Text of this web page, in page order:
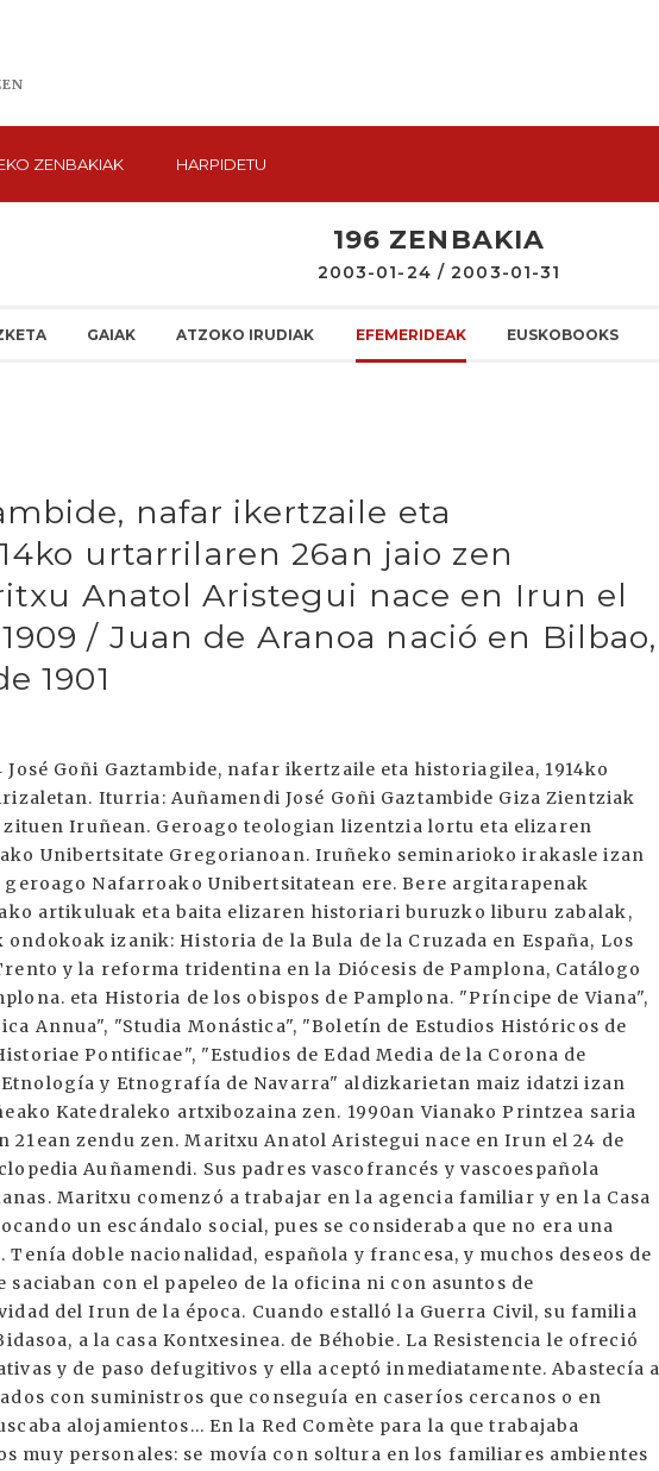
ZENBAKIAK HARPIDETU
196 ZENBAKIA
2003-01-24 / 2003-01-31
GAIAK ATZOKO IRUDIAK EFEMERIDEAK EUSKOBOOKS
nafar ikertzaile eta
urtarrilaren 26an jaio zen
Anatol Aristegui nace en Irun el
/ Juan de Aranoa nació en Bilbao,
1901
José Goñi Gaztambide, nafar ikertzaile eta historiagilea, 1914ko
Iturria: Auñamendi José Goñi Gaztambide Giza Zientziak
Iruñean. Geroago teologian lizentzia lortu eta elizaren
Unibertsitate Gregorianoan. Iruñeko seminarioko irakasle izan
geroago Nafarroako Unibertsitatean ere. Bere argitarapenak
artikuluak eta baita elizaren historiari buruzko liburu zabalak,
izanik: Historia de la Bula de la Cruzada en España, Los
y la reforma tridentina en la Diócesis de Pamplona, Catálogo
eta Historia de los obispos de Pamplona. "Príncipe de Viana",
Annua", "Studia Monástica", "Boletín de Estudios Históricos de
Pontificae", "Estudios de Edad Media de la Corona de
y Etnografía de Navarra" aldizkarietan maiz idatzi izan
Katedraleko artxibozaina zen. 1990an Vianako Printzea saria
21ean zendu zen. Maritxu Anatol Aristegui nace en Irun el 24 de
Auñamendi. Sus padres vascofrancés y vascoespañola
Maritxu comenzó a trabajar en la agencia familiar y en la Casa
un escándalo social, pues se consideraba que no era una
doble nacionalidad, española y francesa, y muchos deseos de
saciaban con el papeleo de la oficina ni con asuntos de
del Irun de la época. Cuando estalló la Guerra Civil, su familia
a la casa Kontxesinea. de Béhobie. La Resistencia le ofreció
y de paso defugitivos y ella aceptó inmediatamente. Abastecía a
con suministros que conseguía en caseríos cercanos o en
alojamientos... En la Red Comète para la que trabajaba
muy personales: se movía con soltura en los familiares ambientes